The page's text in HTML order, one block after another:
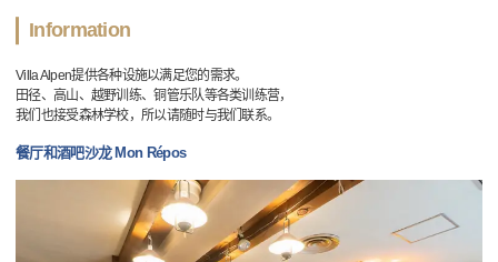
Information
Villa Alpen提供各种设施以满足您的需求。
田径、高山、越野训练、铜管乐队等各类训练营，
我们也接受森林学校，所以请随时与我们联系。
餐厅和酒吧沙龙 Mon Répos